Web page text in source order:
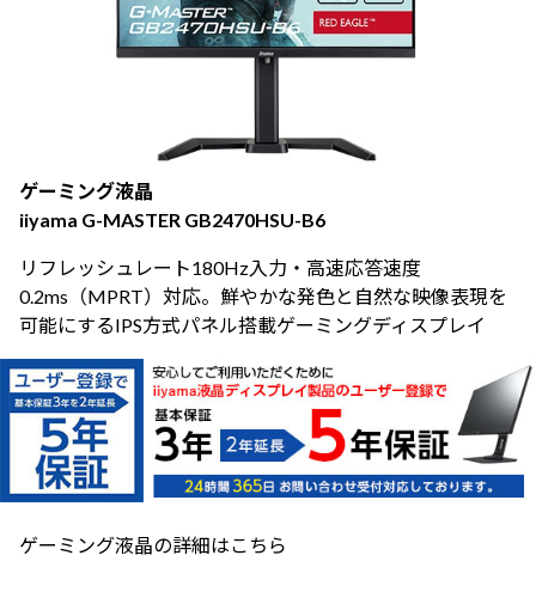
ゲーミング液晶
iiyama G-MASTER GB2470HSU-B6
リフレッシュレート180Hz入力・高速応答速度
0.2ms（MPRT）対応。鮮やかな発色と自然な映像表現を
可能にするIPS方式パネル搭載ゲーミングディスプレイ
ゲーミング液晶の詳細はこちら